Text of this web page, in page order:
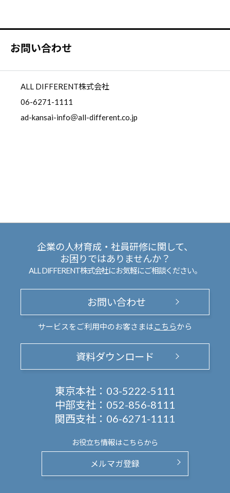
お問い合わせ
ALL DIFFERENT株式会社
06-6271-1111
ad-kansai-info＠all-different.co.jp
企業の人材育成・社員研修に関して、
お困りではありませんか？
ALL DIFFERENT株式会社にお気軽にご相談ください。
お問い合わせ
サービスをご利用中のお客さまは こちらから
資料ダウンロード
東京本社： 03-5222-5111
中部支社： 052-856-8111
関西支社： 06-6271-1111
お役立ち情報はこちらから
メルマガ登録